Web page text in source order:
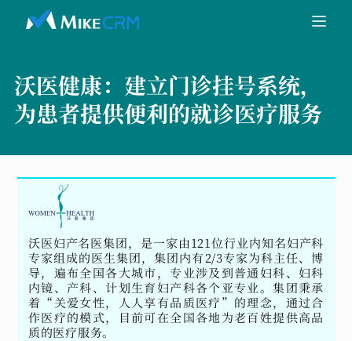
沃医健康： 建立门诊挂号系统，
为患者提供便利的就诊医疗服务
沃医妇产名医集团，是一家由121位行业内知名妇产科
专家组成的医生集团，集团内有2/3专家为科主任、博
导，遍布全国各大城市，专业涉及到普通妇科、妇科
内镜、产科、计划生育妇产科各个亚专业。集团秉承
着“关爱女性，人人享有品质医疗”的理念，通过合
作医疗的模式，目前可在全国各地为老百姓提供高品
质的医疗服务。